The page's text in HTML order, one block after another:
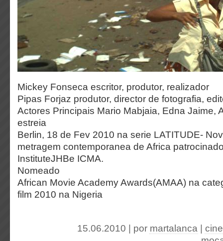
Mickey Fonseca escritor, produtor, realizador
Pipas Forjaz produtor, director de fotografia,
Actores Principais Mario Mabjaia, Edna Jaime,
estreia
Berlin, 18 de Fev 2010 na serie LATITUDE-
metragem contemporanea de Africa
InstituteJHBe ICMA.
Nomeado
African Movie Academy Awards(AMAA) na
film 2010 na Nigeria
15.06.2010 | por martalanca